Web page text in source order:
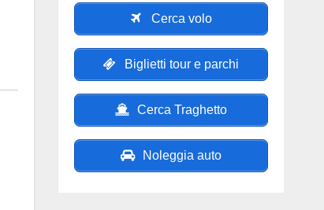
Cerca volo
Biglietti tour e parchi
Cerca Traghetto
Noleggia auto